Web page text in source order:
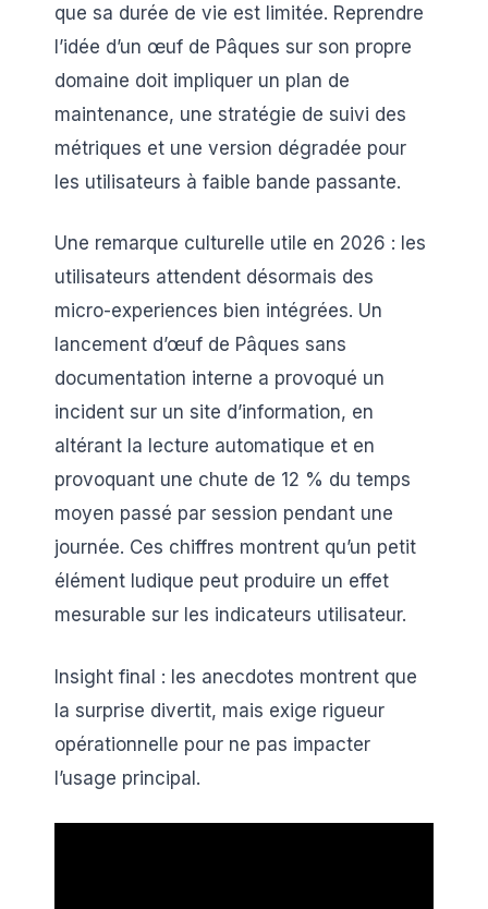
que sa durée de vie est limitée. Reprendre
l’idée d’un œuf de Pâques sur son propre
domaine doit impliquer un plan de
maintenance, une stratégie de suivi des
métriques et une version dégradée pour
les utilisateurs à faible bande passante.
Une remarque culturelle utile en 2026 : les
utilisateurs attendent désormais des
micro-experiences bien intégrées. Un
lancement d’œuf de Pâques sans
documentation interne a provoqué un
incident sur un site d’information, en
altérant la lecture automatique et en
provoquant une chute de 12 % du temps
moyen passé par session pendant une
journée. Ces chiffres montrent qu’un petit
élément ludique peut produire un effet
mesurable sur les indicateurs utilisateur.
Insight final : les anecdotes montrent que
la surprise divertit, mais exige rigueur
opérationnelle pour ne pas impacter
l’usage principal.